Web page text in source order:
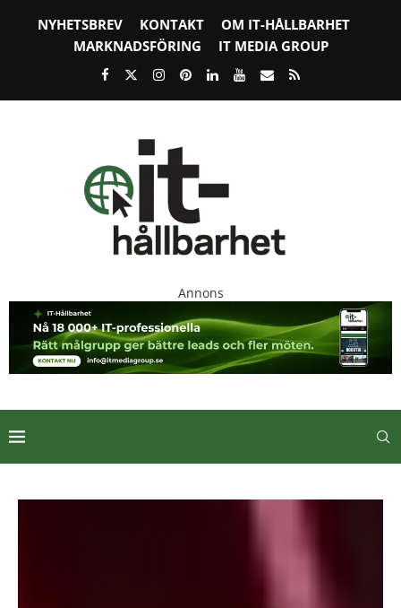
NYHETSBREV KONTAKT
OM IT-HÅLLBARHET
MARKNADSFÖRING
IT MEDIA GROUP
Annons